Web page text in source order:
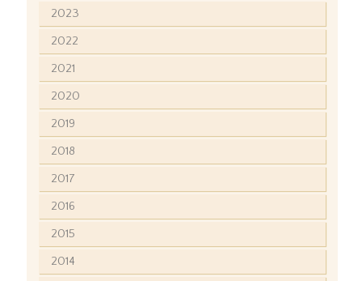
2023
2022
2021
2020
2019
2018
2017
2016
2015
2014